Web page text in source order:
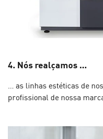
4. Nós realçamos ...
... as linhas estéticas de
profissional de nossa